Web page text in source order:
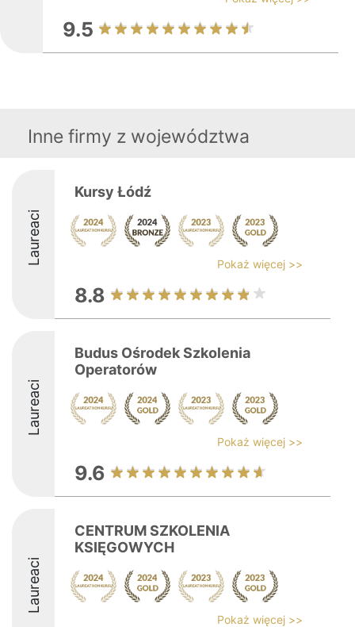
9.5
Inne firmy z województwa
Laureaci
Kursy Łódź
Pokaż więcej >>
8.8
Laureaci
Budus Ośrodek Szkolenia
Operatorów
Pokaż więcej >>
9.6
Laureaci
CENTRUM SZKOLENIA
KSIĘGOWYCH
Pokaż więcej >>